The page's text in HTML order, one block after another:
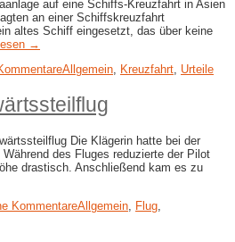
auf eine Schiffs-​Kreuzfahrt in Asien
an einer Schiffskreuzfahrt
altes Schiff eingesetzt, das über keine
→
Allgemein, Kreuzfahrt, Urteile
Die Klägerin hatte bei der
des Fluges reduzierte der Pilot
drastisch. Anschließend kam es zu
KommentareAllgemein, Flug,